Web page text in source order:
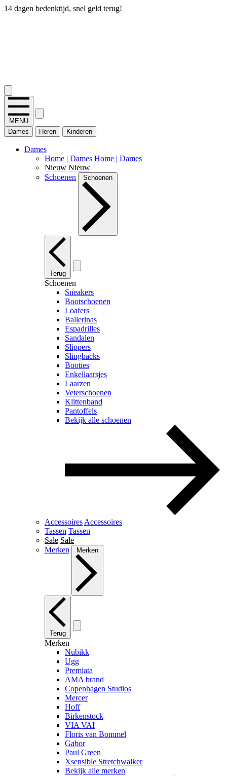
14 dagen bedenktijd, snel geld terug!
MENU
Dames
Heren Kinderen
Dames
Home | Dames Home | Dames
Nieuw Nieuw
Schoenen
Schoenen
Terug
Schoenen
Sneakers
Bootschoenen
Loafers
Ballerinas
Espadrilles
Sandalen
Slippers
Slingbacks
Booties
Enkellaarsjes
Laarzen
Veterschoenen
Klittenband
Pantoffels
Bekijk alle schoenen
Accessoires Accessoires
Tassen Tassen
Sale Sale
Merken
Merken
Terug
Merken
Nubikk
Ugg
Premiata
AMA brand
Copenhagen Studios
Mercer
Hoff
Birkenstock
VIA VAI
Floris van Bommel
Gabor
Paul Green
Xsensible Stretchwalker
Bekijk alle merken